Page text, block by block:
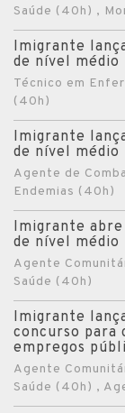
Saúde (40h) ,
Imigrante
de nível médio
Técnico em
(40h)
Imigrante
de nível médio
Agente de
Endemias (40h)
Imigrante abre
de nível médio
Agente
Saúde (40h)
Imigrante
concurso para
empregos
Agente
Saúde (40h) ,